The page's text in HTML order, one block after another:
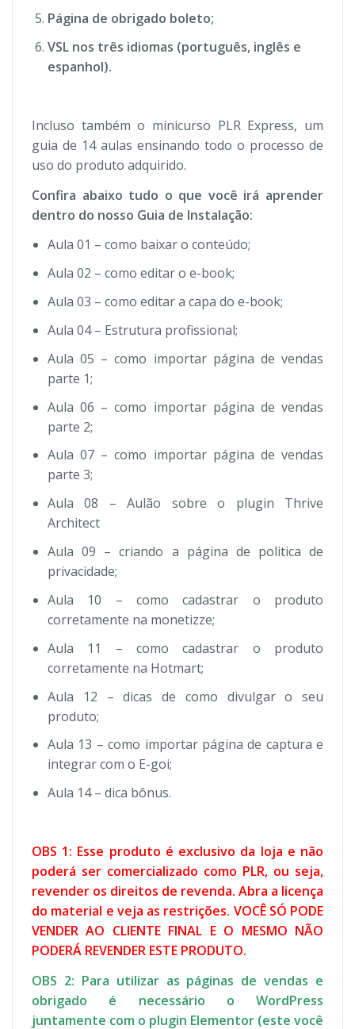
Página de obrigado boleto;
VSL nos três idiomas (português, inglês e
espanhol).
Incluso também o minicurso PLR Express, um
guia de 14 aulas ensinando todo o processo de
uso do produto adquirido.
Confira abaixo tudo o que você irá aprender
dentro do nosso Guia de Instalação:
Aula 01 – como baixar o conteúdo;
Aula 02 – como editar o e-book;
Aula 03 – como editar a capa do e-book;
Aula 04 – Estrutura profissional;
Aula 05 – como importar página de vendas
parte 1;
Aula 06 – como importar página de vendas
parte 2;
Aula 07 – como importar página de vendas
parte 3;
Aula 08 – Aulão sobre o plugin Thrive
Architect
Aula 09 – criando a página de politica de
privacidade;
Aula 10 – como cadastrar o produto
corretamente na monetizze;
Aula 11 – como cadastrar o produto
corretamente na Hotmart;
Aula 12 – dicas de como divulgar o seu
produto;
Aula 13 – como importar página de captura e
integrar com o E-goi;
Aula 14 – dica bônus.
OBS 1: Esse produto é exclusivo da loja e não
poderá ser comercializado como PLR, ou seja,
revender os direitos de revenda. Abra a licença
do material e veja as restrições. VOCÊ SÓ PODE
VENDER AO CLIENTE FINAL E O MESMO NÃO
PODERÁ REVENDER ESTE PRODUTO.
OBS 2: Para utilizar as páginas de vendas e
obrigado é necessário o WordPress
juntamente com o plugin Elementor (este você